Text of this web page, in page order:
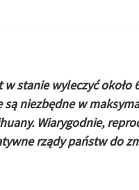
w stanie wyleczyć
niezbędne w
Wiarygodnie,
rządy państw do